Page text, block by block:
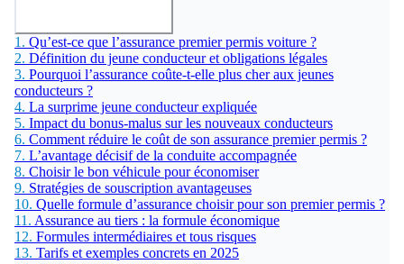
1. Qu’est-ce que l’assurance premier permis voiture ?
2. Définition du jeune conducteur et obligations légales
3. Pourquoi l’assurance coûte-t-elle plus cher aux jeunes
conducteurs ?
4. La surprime jeune conducteur expliquée
5. Impact du bonus-malus sur les nouveaux conducteurs
6. Comment réduire le coût de son assurance premier permis ?
7. L’avantage décisif de la conduite accompagnée
8. Choisir le bon véhicule pour économiser
9. Stratégies de souscription avantageuses
10. Quelle formule d’assurance choisir pour son premier permis ?
11. Assurance au tiers : la formule économique
12. Formules intermédiaires et tous risques
13. Tarifs et exemples concrets en 2025